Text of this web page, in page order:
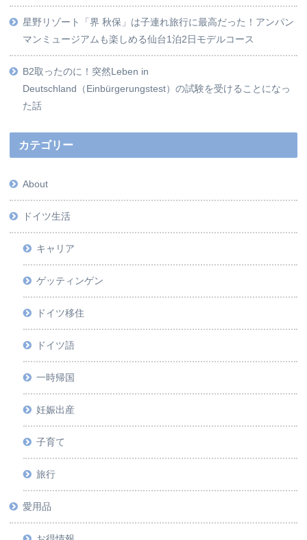
星野リゾート「界 秋保」は子連れ旅行に最高だった！アンパン
マンミュージアムも楽しめる仙台1泊2日モデルコース
B2取ったのに！突然Leben in
Deutschland（Einbürgerungstest）の試験を受けることになっ
た話
カテゴリー
About
ドイツ生活
キャリア
ゲッティンゲン
ドイツ移住
ドイツ語
一時帰国
妊娠出産
子育て
旅行
愛用品